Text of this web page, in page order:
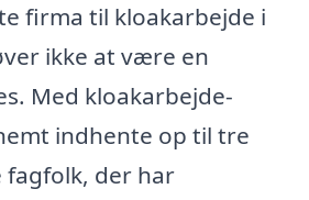
firma til kloakarbejde i
ikke at være en
Med kloakarbejde-
indhente op til tre
der har